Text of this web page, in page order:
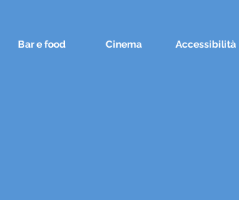
Bar e food Cinema Accessibilità